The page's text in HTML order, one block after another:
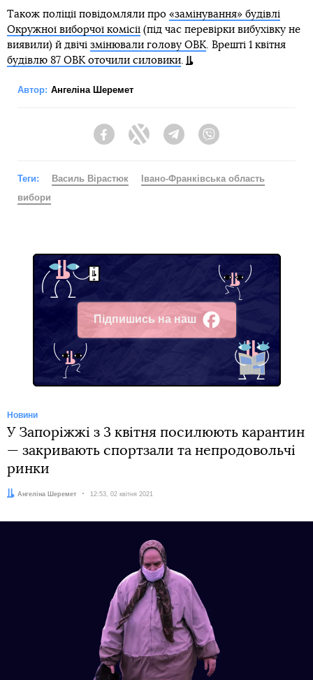
Також поліції повідомляли про «замінування» будівлі
Окружної виборчої комісії (під час перевірки вибухівку не
виявили) й двічі змінювали голову ОВК . Врешті 1 квітня
будівлю 87 ОВК оточили силовики
Автор: Ангеліна Шеремет
FacebookTwitter Telegram
Теги: Василь Вірастюк
Івано-Франківська область
вибори
Підпишись на наш
Facebook
Новини
У Запоріжжі з 3 квітня посилюють карантин
— закривають спортзали та непродовольчі
ринки
Автор:
Ангеліна Шеремет Дата:
12:53, 02 квітня 2021